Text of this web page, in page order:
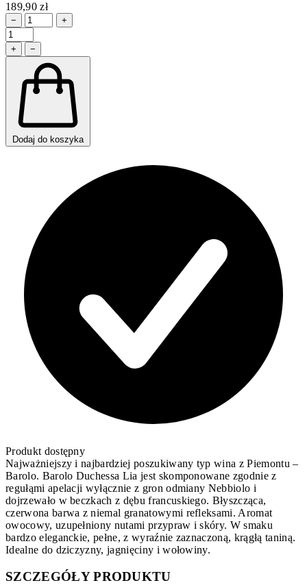
189,90 zł
− +
+ −
Dodaj do koszyka
Produkt dostępny
Najważniejszy i najbardziej poszukiwany typ wina z Piemontu –
Barolo. Barolo Duchessa Lia jest skomponowane zgodnie z
regułąmi apelacji wyłącznie z gron odmiany Nebbiolo i
dojrzewało w beczkach z dębu francuskiego. Błyszcząca,
czerwona barwa z niemal granatowymi refleksami. Aromat
owocowy, uzupełniony nutami przypraw i skóry. W smaku
bardzo eleganckie, pełne, z wyraźnie zaznaczoną, krągłą taniną.
Idealne do dziczyzny, jagnięciny i wołowiny.
SZCZEGÓŁY PRODUKTU